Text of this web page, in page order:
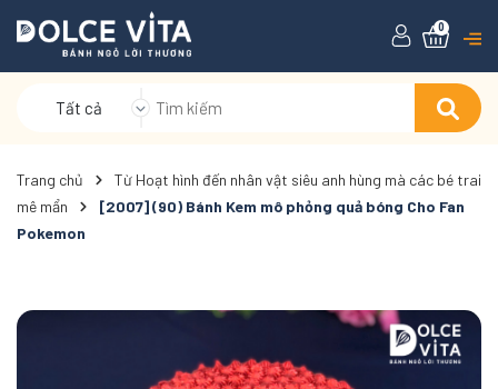
Tất cả
0
Trang chủ
Từ Hoạt hình đến nhân vật siêu anh hùng mà các bé trai
mê mẩn
[2007] (90) Bánh Kem mô phỏng quả bóng Cho Fan
Pokemon